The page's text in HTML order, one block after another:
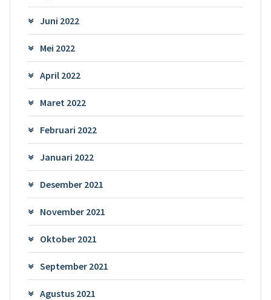
Juni 2022
Mei 2022
April 2022
Maret 2022
Februari 2022
Januari 2022
Desember 2021
November 2021
Oktober 2021
September 2021
Agustus 2021